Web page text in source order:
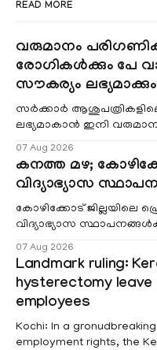
READ MORE
വരുമാനം
രോഗികൾക്കും പേ
സൗകര്യം
സർക്കാർ
ലഭ്യമാകാൻ ഇനി വരുമാന
07 Aug 2026
കനത്ത മഴ;
വിദ്യാഭ്യാസ
കോഴിക്കോട്
വിദ്യാഭ്യാസ
07 Aug 2026
Landmark ruling:
hysterectomy
employees
Kochi: In a
employment rights, the